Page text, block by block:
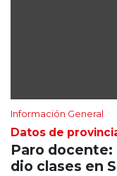
Información General
Datos de
Paro docente:
dio clases en